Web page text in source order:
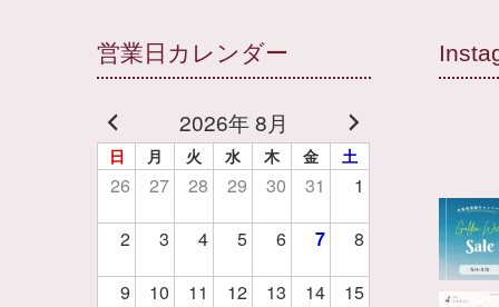
営業日カレンダー
2026年 8月
日 月 火 水 木 金 土
26 27 28 29 30 31 1
2 3 4 5 6 7 8
9 10 11 12 13 14 15